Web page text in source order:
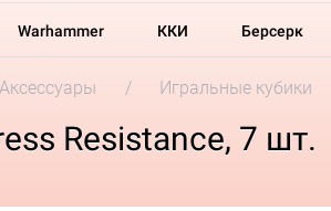
Warhammer ККИ Берсерк
Аксессуары Игральные кубики
Resistance, 7 шт.